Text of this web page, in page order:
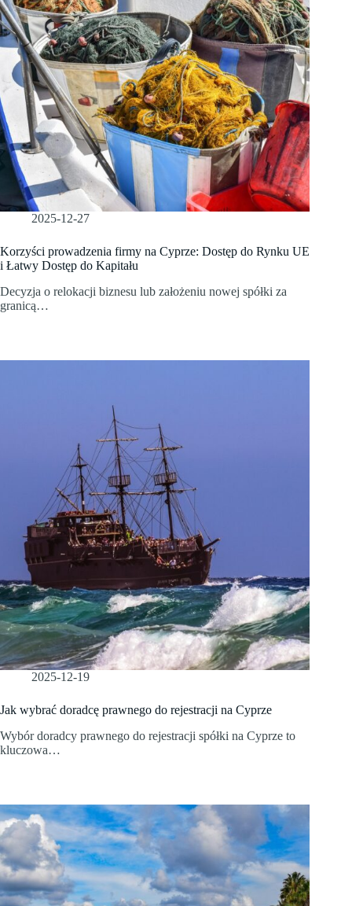
2025-12-27
Korzyści prowadzenia firmy na Cyprze: Dostęp do Rynku UE
i Łatwy Dostęp do Kapitału
Decyzja o relokacji biznesu lub założeniu nowej spółki za
granicą…
2025-12-19
Jak wybrać doradcę prawnego do rejestracji na Cyprze
Wybór doradcy prawnego do rejestracji spółki na Cyprze to
kluczowa…